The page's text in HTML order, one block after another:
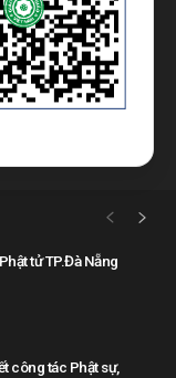
tử TP.Đà Nẵng
công tác Phật sự,